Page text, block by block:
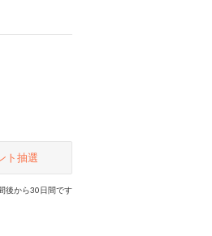
ト抽選
後から30日間です